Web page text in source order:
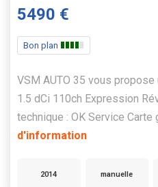
5490 €
Bon plan
VSM AUTO 35 vous propose
1.5 dCi 110ch Expression
technique : OK Service Carte
d'information
2014 manuelle